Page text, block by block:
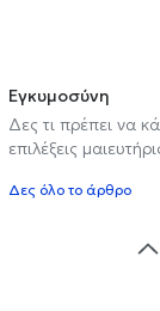
Εγκυμοσύνη
Δες τι πρέπει να
επιλέξεις
Δες όλο το άρθρο